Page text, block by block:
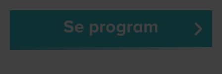
Se program